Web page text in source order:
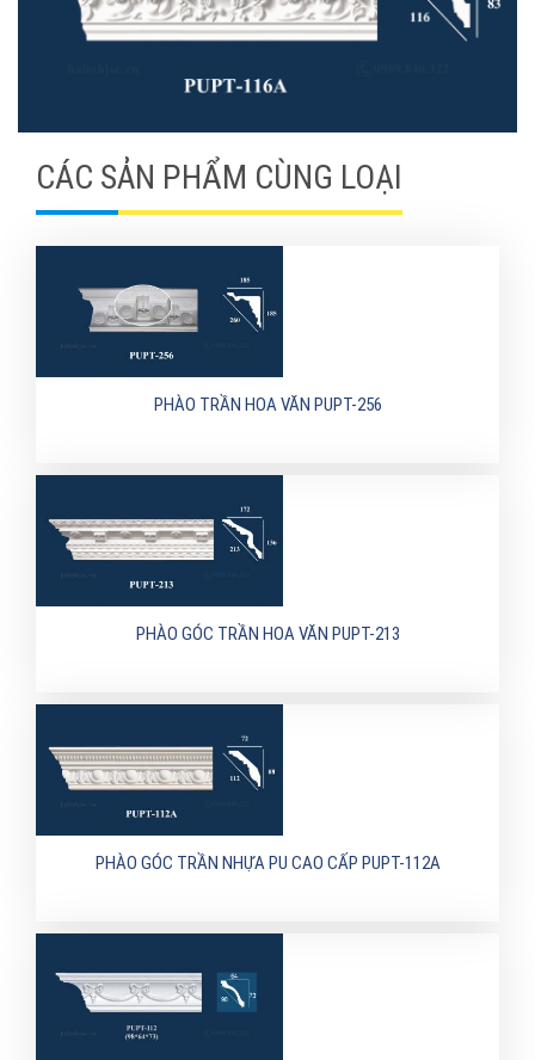
CÁC SẢN PHẨM CÙNG LOẠI
PHÀO TRẦN HOA VĂN PUPT-256
PHÀO GÓC TRẦN HOA VĂN PUPT-213
PHÀO GÓC TRẦN NHỰA PU CAO CẤP PUPT-112A